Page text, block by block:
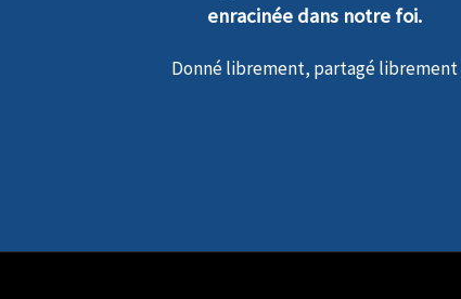
enracinée dans notre foi.
Donné librement, partagé librement